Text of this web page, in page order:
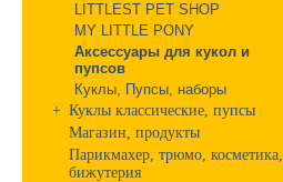
LITTLEST PET SHOP
MY LITTLE PONY
Аксессуары для кукол и
пупсов
Куклы, Пупсы, наборы
+ Куклы классические, пупсы
Магазин, продукты
Парикмахер, трюмо, косметика,
бижутерия